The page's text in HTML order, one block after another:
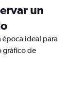
un
época ideal para
gráfico de